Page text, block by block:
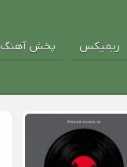
ریمیکس پخش آهنگ